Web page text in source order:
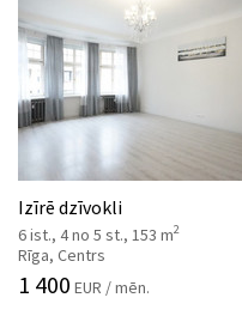
Izīrē dzīvokli
6 ist., 4 no 5 st., 153 m2
Rīga, Centrs
1 400 EUR / mēn.